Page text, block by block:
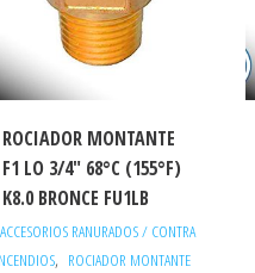
ROCIADOR MONTANTE
F1 LO 3/4″ 68°C (155°F)
K8.0 BRONCE FU1LB
ACCESORIOS RANURADOS / CONTRA
, ROCIADOR MONTANTE